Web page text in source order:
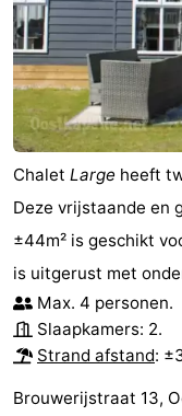
Chalet Large heeft
Deze vrijstaande en
±44m² is geschikt
is uitgerust met
Max. 4 personen.
Slaapkamers: 2.
Strand afstand:
Brouwerijstraat 13,